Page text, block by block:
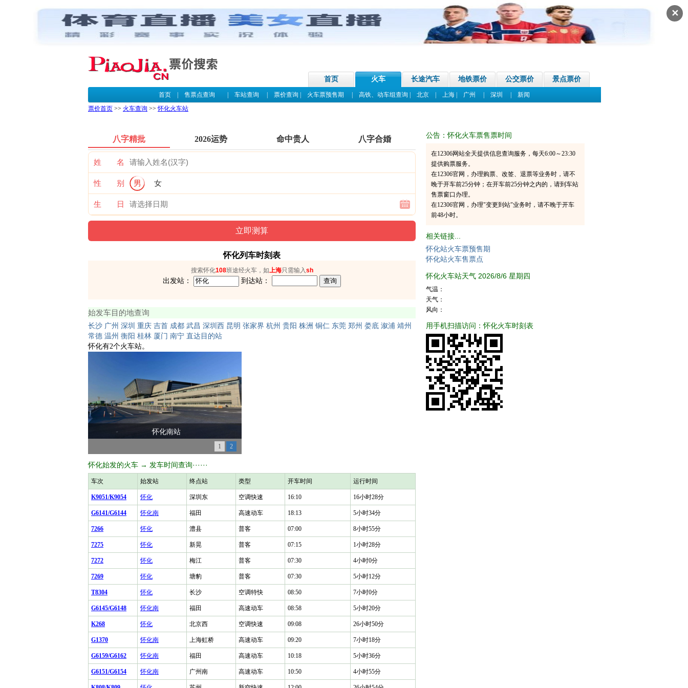
✕
首页 火车 长途汽车 地铁票价 公交票价 景点票价
首页| 售票点查询 车站查询 票价查询 火车票预售期 高铁、动车组查询 北京| 上海| 广州 深圳
新闻
票价首页 >> 火车查询 >>怀化火车站
八字精批 2026运势 命中贵人 八字合婚
姓 名
性 别 男 女
生 日
怀化列车时刻表
搜索怀化108班途经火车，如上海只需输入sh
出发站： 到达站：
始发车目的地查询
长沙 广州 深圳 重庆 吉首 成都 武昌 深圳西 昆明 张家界 杭州 贵阳 株洲 铜仁 东莞 郑州 娄底 溆浦 靖州
常德 温州 衡阳 桂林 厦门 南宁 直达目的站
怀化有2个火车站。
怀化南站
1 2
怀化始发的火车 → 发车时间查询······
车次 始发站 终点站 类型 开车时间 运行时间
K9051/K9054 怀化 深圳东 空调快速 16:10 16小时28分
G6141/G6144 怀化南 福田 高速动车 18:13 5小时34分
7266 怀化 澧县 普客 07:00 8小时55分
7275 怀化 新晃 普客 07:15 1小时28分
7272 怀化 梅江 普客 07:30 4小时0分
7269 怀化 塘豹 普客 07:30 5小时12分
T8304 怀化 长沙 空调特快 08:50 7小时0分
G6145/G6148 怀化南 福田 高速动车 08:58 5小时20分
K268 怀化 北京西 空调快速 09:08 26小时50分
G1370 怀化南 上海虹桥 高速动车 09:20 7小时18分
G6159/G6162 怀化南 福田 高速动车 10:18 5小时36分
G6151/G6154 怀化南 广州南 高速动车 10:50 4小时55分
公告：怀化火车票售票时间
在12306网站全天提供信息查询服务，每天6:00～23:30
提供购票服务。
在12306官网，办理购票、改签、退票等业务时，请不
晚于开车前25分钟；在开车前25分钟之内的，请到车站
售票窗口办理。
在12306官网，办理"变更到站"业务时，请不晚于开车
前48小时。
相关链接...
怀化站火车票预售期
怀化站火车售票点
怀化火车站天气 2026/8/6 星期四
气温：
天气：
风向：
用手机扫描访问：怀化火车时刻表